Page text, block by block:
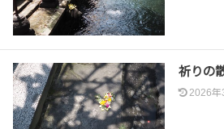
祈りの
2026年